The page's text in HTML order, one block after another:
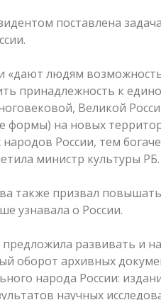
поставлена
людям возможность
принадлежность к
Великой
формы) на новых
народов России, тем
министр культуры РБ.
также призвал
узнавала о России.
развивать и
оборот архивных
народа России:
научных